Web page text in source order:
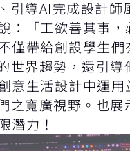
引導AI完成設計師
：「工欲善其事，
僅帶給創設學生們
世界趨勢，還引導
意生活設計中運用
之寬廣視野。也展
潛力！